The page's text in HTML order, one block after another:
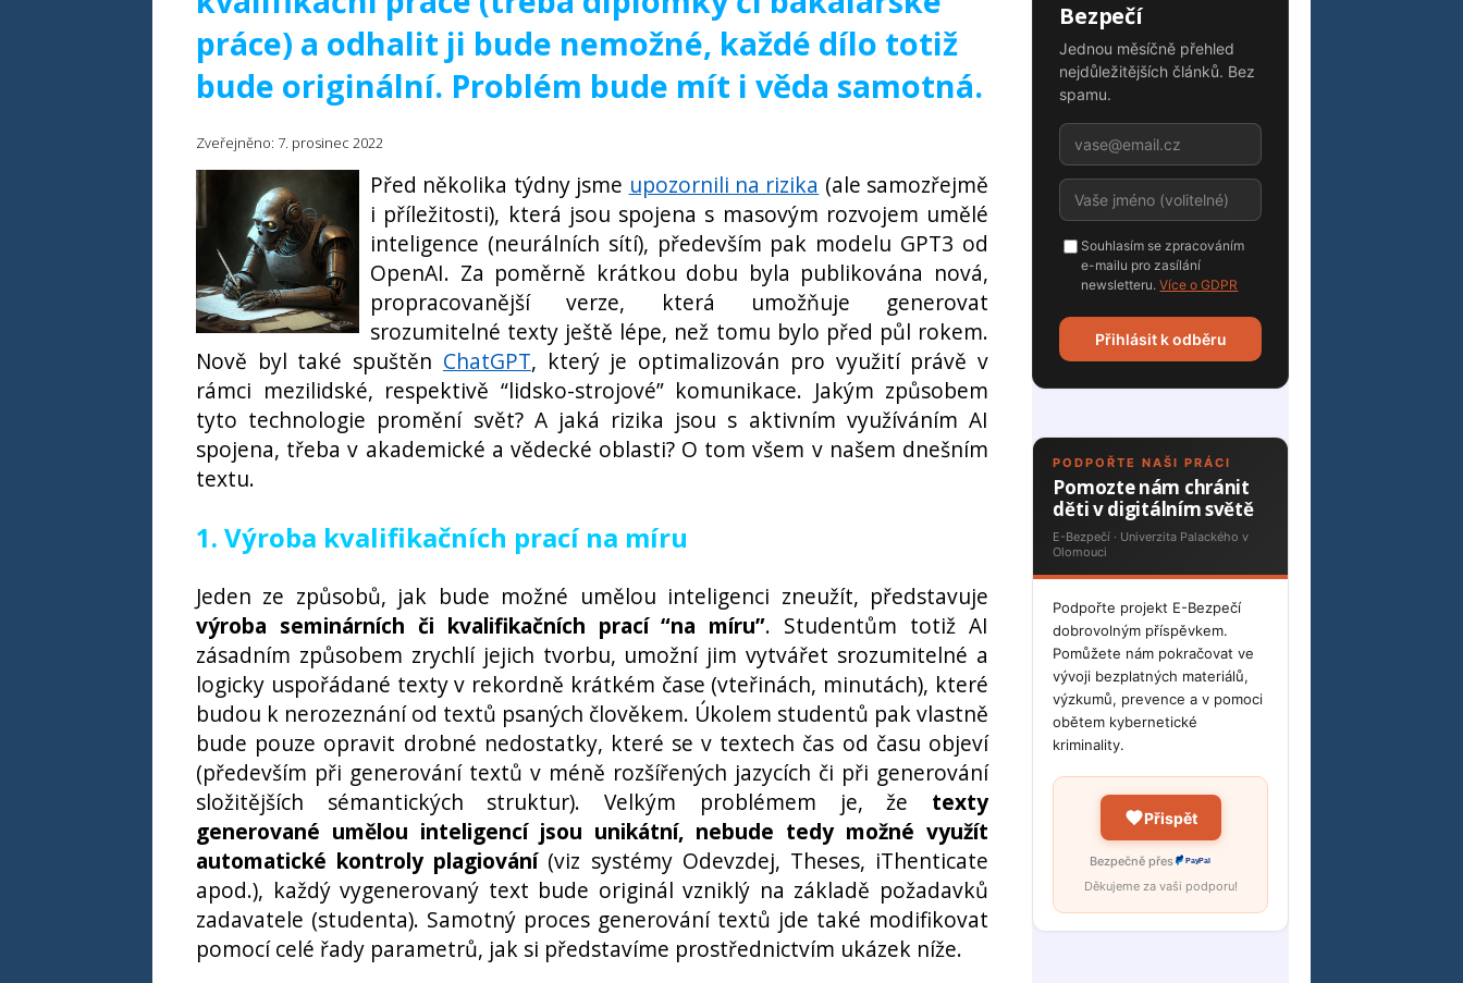
Bezpečí
Jednou měsíčně přehled
nejdůležitějších článků. Bez
spamu.
Souhlasím se zpracováním
e-mailu pro zasílání
newsletteru.Více o GDPR
Přihlásit k odběru
PODPOŘTE NAŠI PRÁCI
Pomozte nám chránit
děti v digitálním světě
E-Bezpečí · Univerzita Palackého v
Olomouci
Podpořte projekt E-Bezpečí
dobrovolným příspěvkem.
Pomůžete nám pokračovat ve
vývoji bezplatných materiálů,
výzkumů, prevence a v pomoci
obětem kybernetické
kriminality.
Přispět
Bezpečně přes PayPal
Děkujeme za vaši podporu!
práce) a odhalit ji bude nemožné, každé dílo totiž
bude originální. Problém bude mít i věda samotná.
Zveřejněno: 7. prosinec 2022
Před několika týdny jsme upozornili na rizika (ale samozřejmě
i příležitosti), která jsou spojena s masovým rozvojem umělé
inteligence (neurálních sítí), především pak modelu GPT3 od
OpenAI. Za poměrně krátkou dobu byla publikována nová,
propracovanější verze, která umožňuje generovat
srozumitelné texty ještě lépe, než tomu bylo před půl rokem.
Nově byl také spuštěn ChatGPT, který je optimalizován pro využití právě v
rámci mezilidské, respektivě “lidsko-strojové” komunikace. Jakým způsobem
tyto technologie promění svět? A jaká rizika jsou s aktivním využíváním AI
spojena, třeba v akademické a vědecké oblasti? O tom všem v našem dnešním
textu.
1. Výroba kvalifikačních prací na míru
Jeden ze způsobů, jak bude možné umělou inteligenci zneužít, představuje
výroba seminárních či kvalifikačních prací “na míru”. Studentům totiž AI
zásadním způsobem zrychlí jejich tvorbu, umožní jim vytvářet srozumitelné a
logicky uspořádané texty v rekordně krátkém čase (vteřinách, minutách), které
budou k nerozeznání od textů psaných člověkem. Úkolem studentů pak vlastně
bude pouze opravit drobné nedostatky, které se v textech čas od času objeví
(především při generování textů v méně rozšířených jazycích či při generování
složitějších sémantických struktur). Velkým problémem je, že texty
generované umělou inteligencí jsou unikátní, nebude tedy možné využít
automatické kontroly plagiování(viz systémy Odevzdej, Theses, iThenticate
apod.), každý vygenerovaný text bude originál vzniklý na základě požadavků
zadavatele (studenta). Samotný proces generování textů jde také modifikovat
pomocí celé řady parametrů, jak si představíme prostřednictvím ukázek níže.